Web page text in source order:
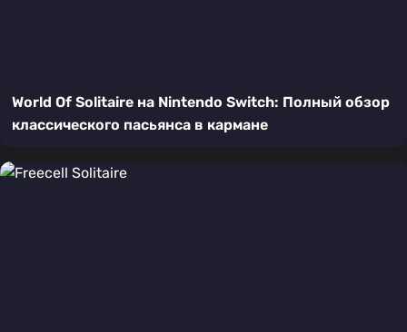
World Of Solitaire на Nintendo Switch: Полный обзор
классического пасьянса в кармане